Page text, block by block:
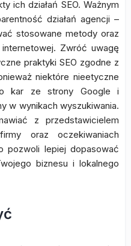
ich działań SEO. Ważnym
działań agencji –
stosowane metody oraz
Zwróć uwagę
praktyki SEO zgodne z
niektóre nieetyczne
kar ze strony Google i
w wynikach wyszukiwania.
z przedstawicielem
oraz oczekiwaniach
pozwoli lepiej dopasować
biznesu i lokalnego